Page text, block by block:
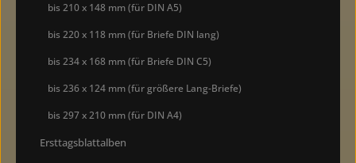
bis 210 x 148 mm (für DIN A5)
bis 220 x 118 mm (für Briefe DIN lang)
bis 234 x 168 mm (für Briefe DIN C5)
bis 236 x 124 mm (für größere Lang-Briefe)
bis 297 x 210 mm (für DIN A4)
Ersttagsblattalben